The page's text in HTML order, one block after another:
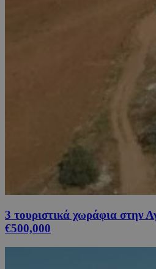
3 τουριστικά χωράφια στην
€500,000